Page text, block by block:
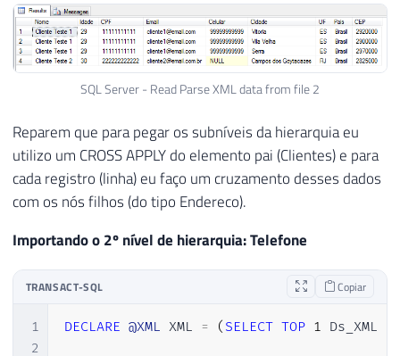
SQL Server - Read Parse XML data from file 2
Reparem que para pegar os subníveis da hierarquia eu
utilizo um CROSS APPLY do elemento pai (Clientes) e para
cada registro (linha) eu faço um cruzamento desses dados
com os nós filhos (do tipo Endereco).
Importando o 2º nível de hierarquia: Telefone
TRANSACT-SQL Copiar
1
2
DECLARE @XML XML = ( SELECT TOP 1 Ds_XML